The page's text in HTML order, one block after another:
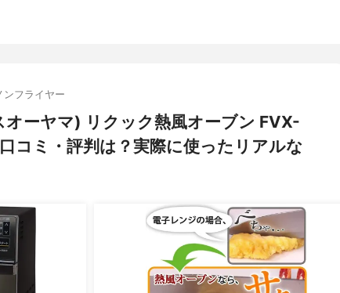
ンフライヤー
ーヤマ) リクック熱風オーブン FVX-
コミ・評判は？実際に使ったリアルな